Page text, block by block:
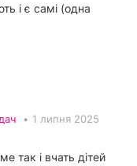
і є самі (одна
• 1 липня 2025
так і вчать дітей